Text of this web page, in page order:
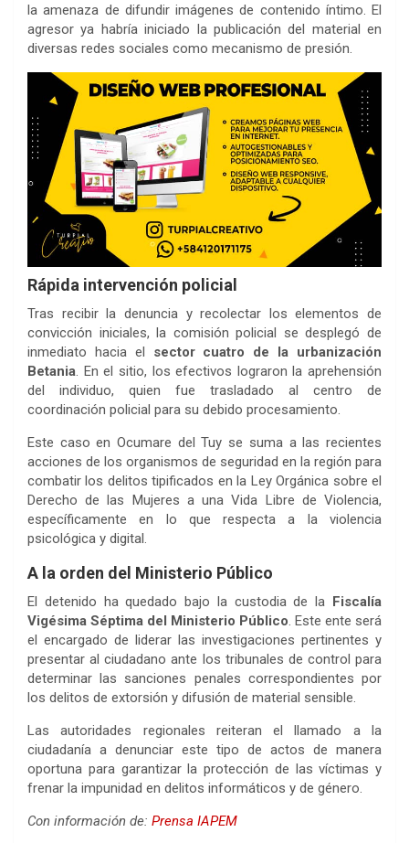
la amenaza de difundir imágenes de contenido íntimo. El
agresor ya habría iniciado la publicación del material en
diversas redes sociales como mecanismo de presión.
Rápida intervención policial
Tras recibir la denuncia y recolectar los elementos de
convicción iniciales, la comisión policial se desplegó de
inmediato hacia el sector cuatro de la urbanización
Betania. En el sitio, los efectivos lograron la aprehensión
del individuo, quien fue trasladado al centro de
coordinación policial para su debido procesamiento.
Este caso en Ocumare del Tuy se suma a las recientes
acciones de los organismos de seguridad en la región para
combatir los delitos tipificados en la Ley Orgánica sobre el
Derecho de las Mujeres a una Vida Libre de Violencia,
específicamente en lo que respecta a la violencia
psicológica y digital.
A la orden del Ministerio Público
El detenido ha quedado bajo la custodia de la Fiscalía
Vigésima Séptima del Ministerio Público. Este ente será
el encargado de liderar las investigaciones pertinentes y
presentar al ciudadano ante los tribunales de control para
determinar las sanciones penales correspondientes por
los delitos de extorsión y difusión de material sensible.
Las autoridades regionales reiteran el llamado a la
ciudadanía a denunciar este tipo de actos de manera
oportuna para garantizar la protección de las víctimas y
frenar la impunidad en delitos informáticos y de género.
Con información de: Prensa IAPEM